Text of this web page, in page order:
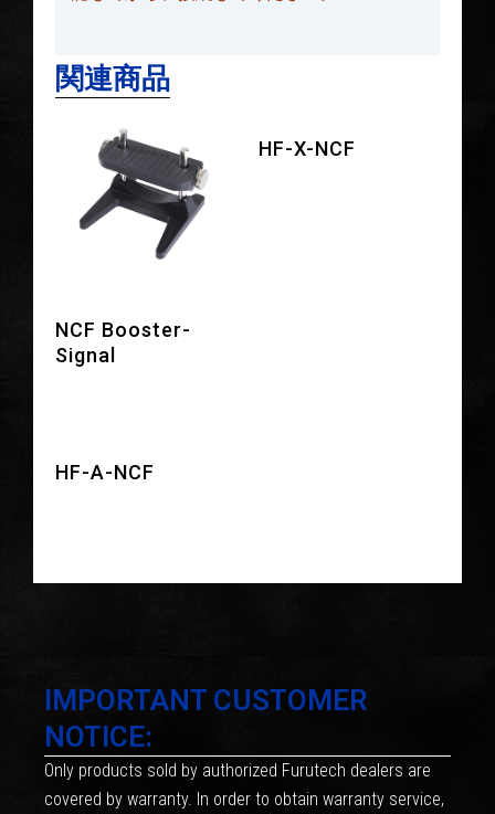
関連商品
NCF Booster-
Signal
HF-X-NCF
HF-A-NCF
IMPORTANT CUSTOMER
NOTICE:
Only products sold by authorized Furutech dealers are
covered by warranty. In order to obtain warranty service,